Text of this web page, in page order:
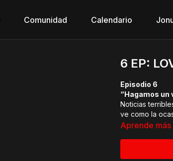
Comunidad Calendario
6 EP:
Episodio 6
“Hagamos un
Noticias
ve como la
Aprende más